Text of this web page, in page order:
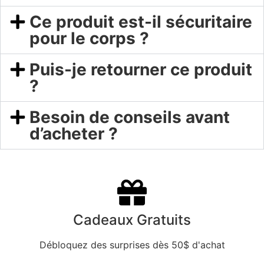
Ce produit est-il sécuritaire
pour le corps ?
Puis-je retourner ce produit
?
Besoin de conseils avant
d’acheter ?
Cadeaux Gratuits
Débloquez des surprises dès 50$ d'achat